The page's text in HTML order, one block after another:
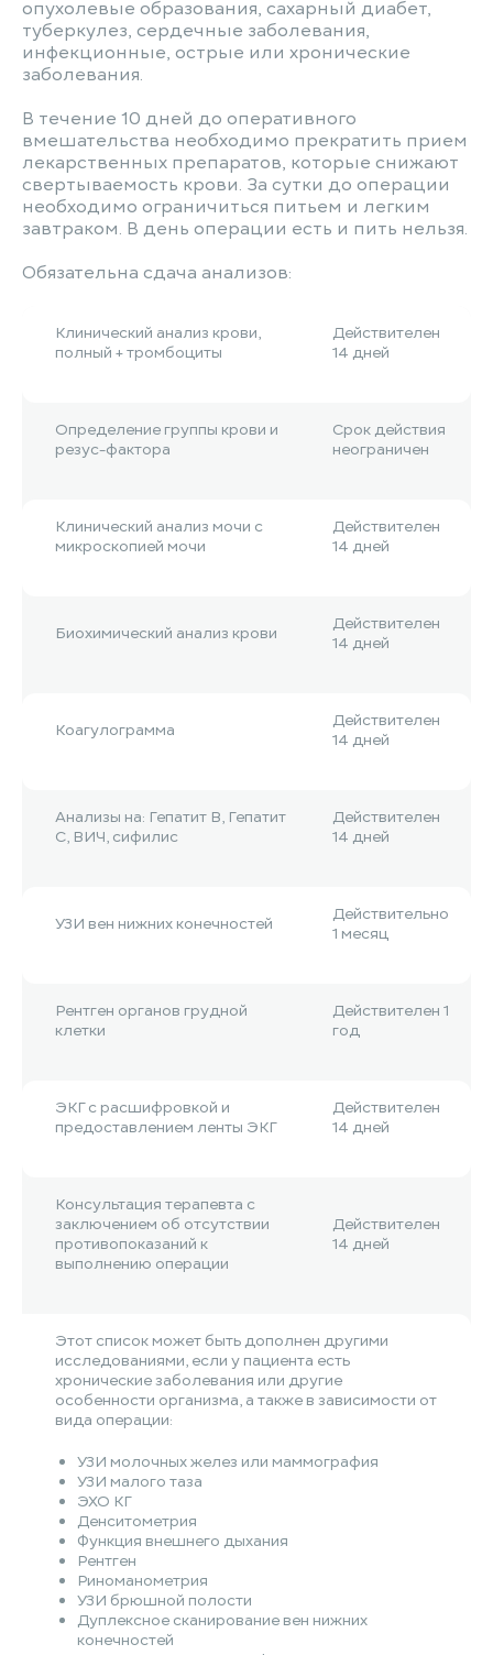
опухолевые образования, сахарный диабет,
туберкулез, сердечные заболевания,
инфекционные, острые или хронические
заболевания.
В течение 10 дней до оперативного
вмешательства необходимо прекратить прием
лекарственных препаратов, которые снижают
свертываемость крови. За сутки до операции
необходимо ограничиться питьем и легким
завтраком. В день операции есть и пить нельзя.
Обязательна сдача анализов:
Клинический анализ крови,
полный + тромбоциты
Действителен
14 дней
Определение группы крови и
резус-фактора
Срок действия
неограничен
Клинический анализ мочи с
микроскопией мочи
Действителен
14 дней
Биохимический анализ крови
Действителен
14 дней
Коагулограмма
Действителен
14 дней
Анализы на: Гепатит B, Гепатит
С, ВИЧ, сифилис
Действителен
14 дней
УЗИ вен нижних конечностей
Действительно
1 месяц
Рентген органов грудной
клетки
Действителен 1
год
ЭКГ с расшифровкой и
предоставлением ленты ЭКГ
Действителен
14 дней
Консультация терапевта с
заключением об отсутствии
противопоказаний к
выполнению операции
Действителен
14 дней
Этот список может быть дополнен другими
исследованиями, если у пациента есть
хронические заболевания или другие
особенности организма, а также в зависимости от
вида операции:
УЗИ молочных желез или маммография
УЗИ малого таза
ЭХО КГ
Денситометрия
Функция внешнего дыхания
Рентген
Риноманометрия
УЗИ брюшной полости
Дуплексное сканирование вен нижних
конечностей